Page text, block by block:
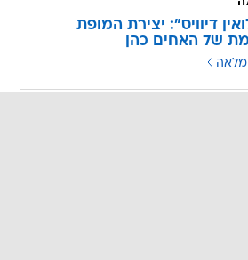
דיוויס": יצירת המופת
של האחים כהן